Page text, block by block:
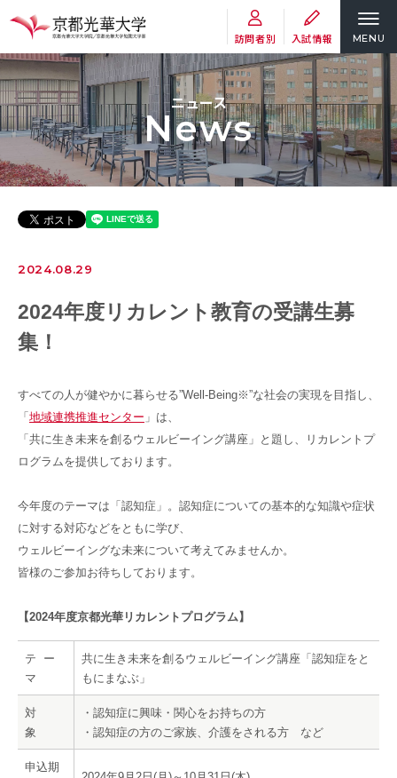
訪問者別 入試情報 MENU
ニュース
News
2024.08.29
2024年度リカレント教育の受講生募
集！
すべての人が健やかに暮らせる”Well-Being※”な社会の実現を目指し、
「地域連携推進センター 」は、
「共に生き未来を創るウェルビーイング講座」と題し、リカレントプ
ログラムを提供しております。
今年度のテーマは「認知症」。認知症についての基本的な知識や症状
に対する対応などをともに学び、
ウェルビーイングな未来について考えてみませんか。
皆様のご参加お待ちしております。
【2024年度京都光華リカレントプログラム】
テ ー
マ
共に生き未来を創るウェルビーイング講座「認知症をと
もにまなぶ」
対
象
・認知症に興味・関心をお持ちの方
・認知症の方のご家族、介護をされる方 など
申込期